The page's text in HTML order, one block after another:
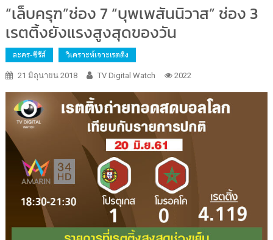
“เล็บครุฑ”ช่อง 7 “บุพเพสันนิวาส” ช่อง 3
เรตติ้งยังแรงสูงสุดของวัน
ละคร-ซีรีส์ วิเคราะห์เจาะเรตติง
21 มิถุนายน 2018 TV Digital Watch 2022